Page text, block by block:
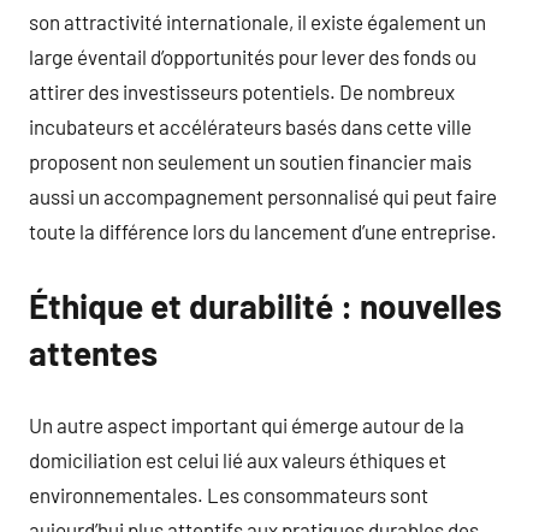
son attractivité internationale, il existe également un
large éventail d’opportunités pour lever des fonds ou
attirer des investisseurs potentiels. De nombreux
incubateurs et accélérateurs basés dans cette ville
proposent non seulement un soutien financier mais
aussi un accompagnement personnalisé qui peut faire
toute la différence lors du lancement d’une entreprise.
Éthique et durabilité : nouvelles
attentes
Un autre aspect important qui émerge autour de la
domiciliation est celui lié aux valeurs éthiques et
environnementales. Les consommateurs sont